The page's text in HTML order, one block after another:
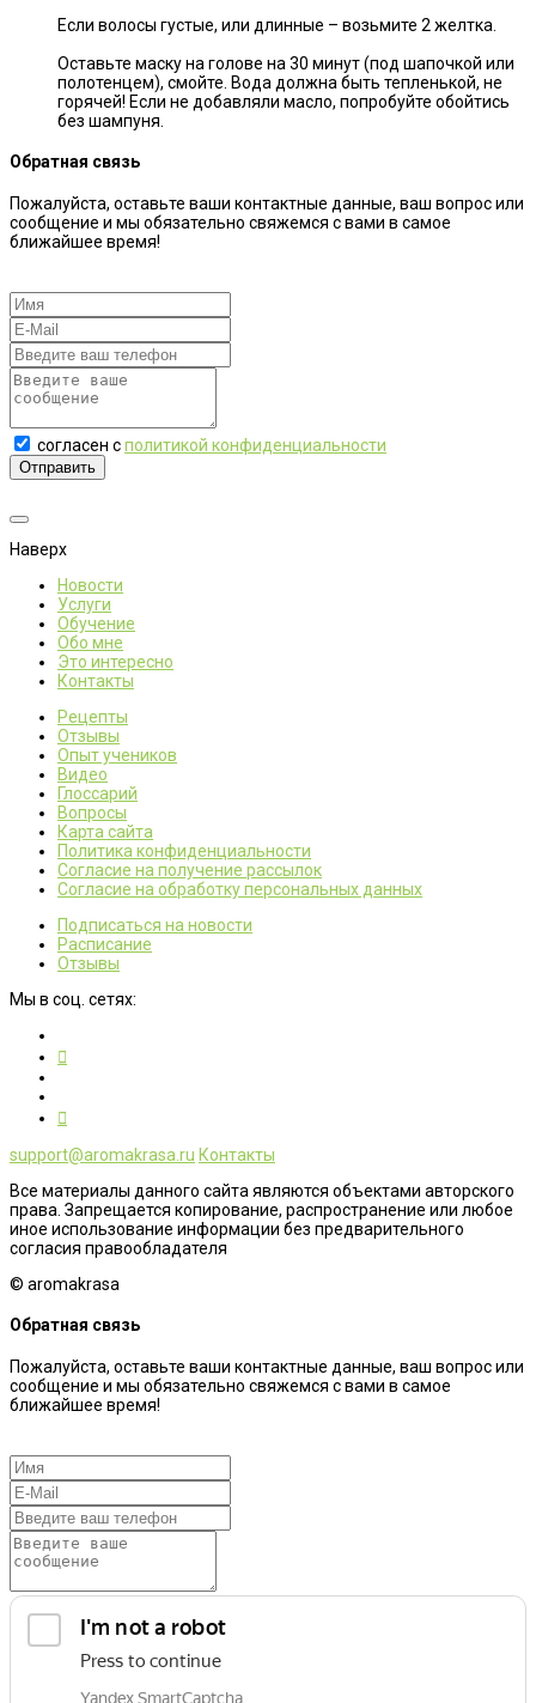
Если волосы густые, или длинные – возьмите 2 желтка.
Оставьте маску на голове на 30 минут (под шапочкой или
полотенцем), смойте. Вода должна быть тепленькой, не
горячей! Если не добавляли масло, попробуйте обойтись
без шампуня.
Обратная связь
Пожалуйста, оставьте ваши контактные данные, ваш вопрос или
сообщение и мы обязательно свяжемся с вами в самое
ближайшее время!
согласен сполитикой конфиденциальности
Отправить
Наверх
Новости
Услуги
Обучение
Обо мне
Это интересно
Контакты
Рецепты
Отзывы
Опыт учеников
Видео
Глоссарий
Вопросы
Карта сайта
Политика конфиденциальности
Согласие на получение рассылок
Согласие на обработку персональных данных
Подписаться на новости
Расписание
Отзывы
Мы в соц. сетях:
support@aromakrasa.ru Контакты
Все материалы данного сайта являются объектами авторского
права. Запрещается копирование, распространение или любое
иное использование информации без предварительного
согласия правообладателя
© aromakrasa
Обратная связь
Пожалуйста, оставьте ваши контактные данные, ваш вопрос или
сообщение и мы обязательно свяжемся с вами в самое
ближайшее время!